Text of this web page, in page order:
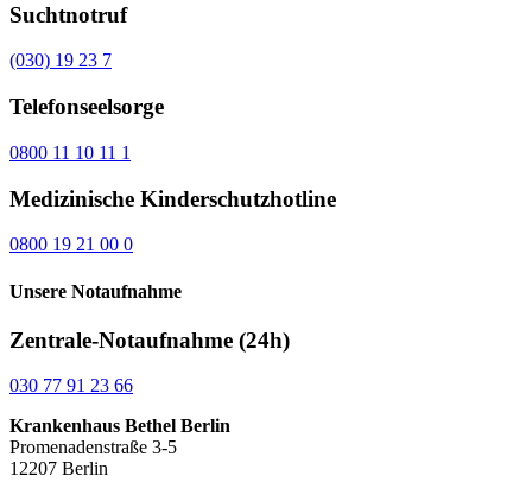
Suchtnotruf
(030) 19 23 7
Telefonseelsorge
0800 11 10 11 1
Medizinische Kinderschutzhotline
0800 19 21 00 0
Unsere Notaufnahme
Zentrale-Notaufnahme (24h)
030 77 91 23 66
Krankenhaus Bethel Berlin
Promenadenstraße 3-5
12207 Berlin